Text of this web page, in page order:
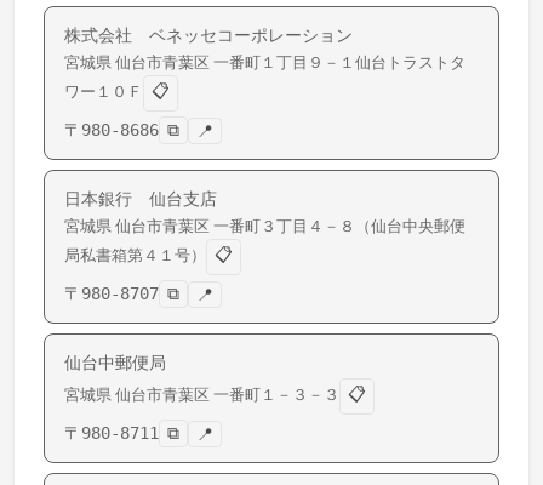
株式会社 ベネッセコーポレーション
宮城県 仙台市青葉区 一番町 １丁目９－１仙台トラストタ
ワー１０Ｆ
📋
〒 980-8686 ⧉ 📍
日本銀行 仙台支店
宮城県 仙台市青葉区 一番町 ３丁目４－８（仙台中央郵便
局私書箱第４１号）
📋
〒 980-8707 ⧉ 📍
仙台中郵便局
宮城県 仙台市青葉区 一番町 １－３－３
📋
〒 980-8711 ⧉ 📍